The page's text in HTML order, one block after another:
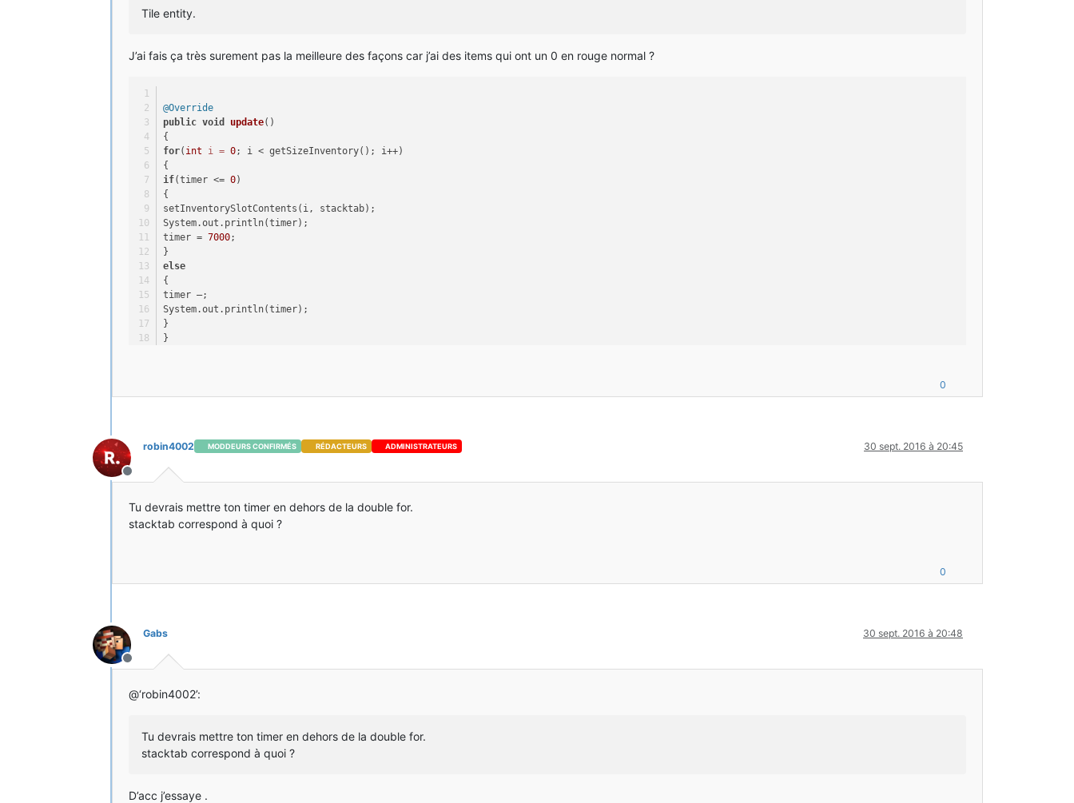
Tile entity.
J’ai fais ça très surement pas la meilleure des façons car j’ai des items qui ont un 0 en rouge normal ?
@Override
public void update()
{
for( int i = 0; i < getSizeInventory(); i++)
{
if(timer <= 0)
{
setInventorySlotContents(i, stacktab);
System.out.println(timer);
timer = 7000;
}
else
{
timer –;
System.out.println(timer);
}
}
0
Hors-ligne
robin4002 MODDEURS CONFIRMÉS RÉDACTEURS ADMINISTRATEURS 30 sept. 2016 à 20:45
Tu devrais mettre ton timer en dehors de la double for.
stacktab correspond à quoi ?
0
Hors-ligne
Gabs 30 sept. 2016 à 20:48
@‘robin4002’:
Tu devrais mettre ton timer en dehors de la double for.
stacktab correspond à quoi ?
D’acc j’essaye .